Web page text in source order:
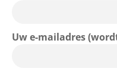
Uw e-mailadres